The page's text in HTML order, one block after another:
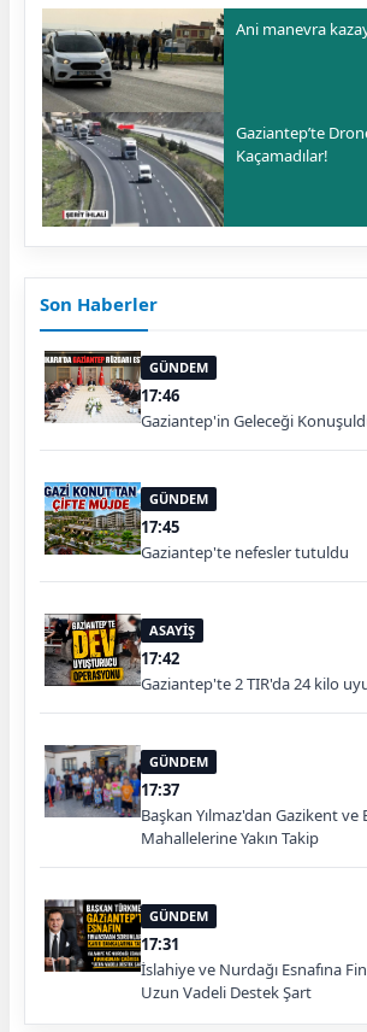
Ani manevra
Gaziantep’te
Kaçamadılar!
Son Haberler
GÜNDEM
17:46
Gaziantep'in Geleceği
GÜNDEM
17:45
Gaziantep'te nefesler tutuldu
ASAYİŞ
17:42
Gaziantep'te 2 TIR'da 24 kilo
GÜNDEM
17:37
Başkan Yılmaz'dan Gazikent ve
Mahallelerine Yakın Takip
GÜNDEM
17:31
İslahiye ve Nurdağı Esnafına
Uzun Vadeli Destek Şart